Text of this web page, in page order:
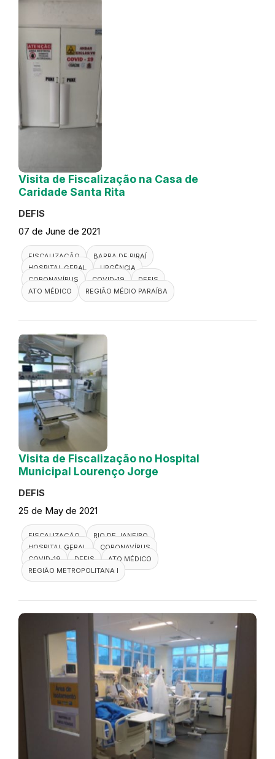
Visita de Fiscalização na Casa de
Caridade Santa Rita
DEFIS
07 de June de 2021
FISCALIZAÇÃO
BARRA DE PIRAÍ
HOSPITAL GERAL
URGÊNCIA
CORONAVÍRUS
COVID-19
DEFIS
ATO MÉDICO
REGIÃO MÉDIO PARAÍBA
Visita de Fiscalização no Hospital
Municipal Lourenço Jorge
DEFIS
25 de May de 2021
FISCALIZAÇÃO
RIO DE JANEIRO
HOSPITAL GERAL
CORONAVÍRUS
COVID-19
DEFIS
ATO MÉDICO
REGIÃO METROPOLITANA I